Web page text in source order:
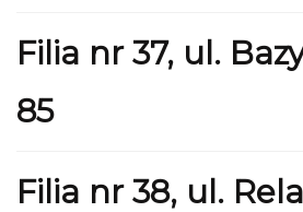
Filia nr 37, ul.
85
Filia nr 38, ul.